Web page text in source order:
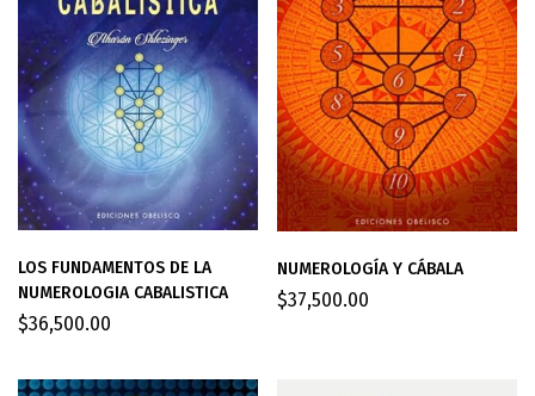
LOS FUNDAMENTOS DE LA
NUMEROLOGIA CABALISTICA
$36,500.00
NUMEROLOGÍA Y CÁBALA
$37,500.00